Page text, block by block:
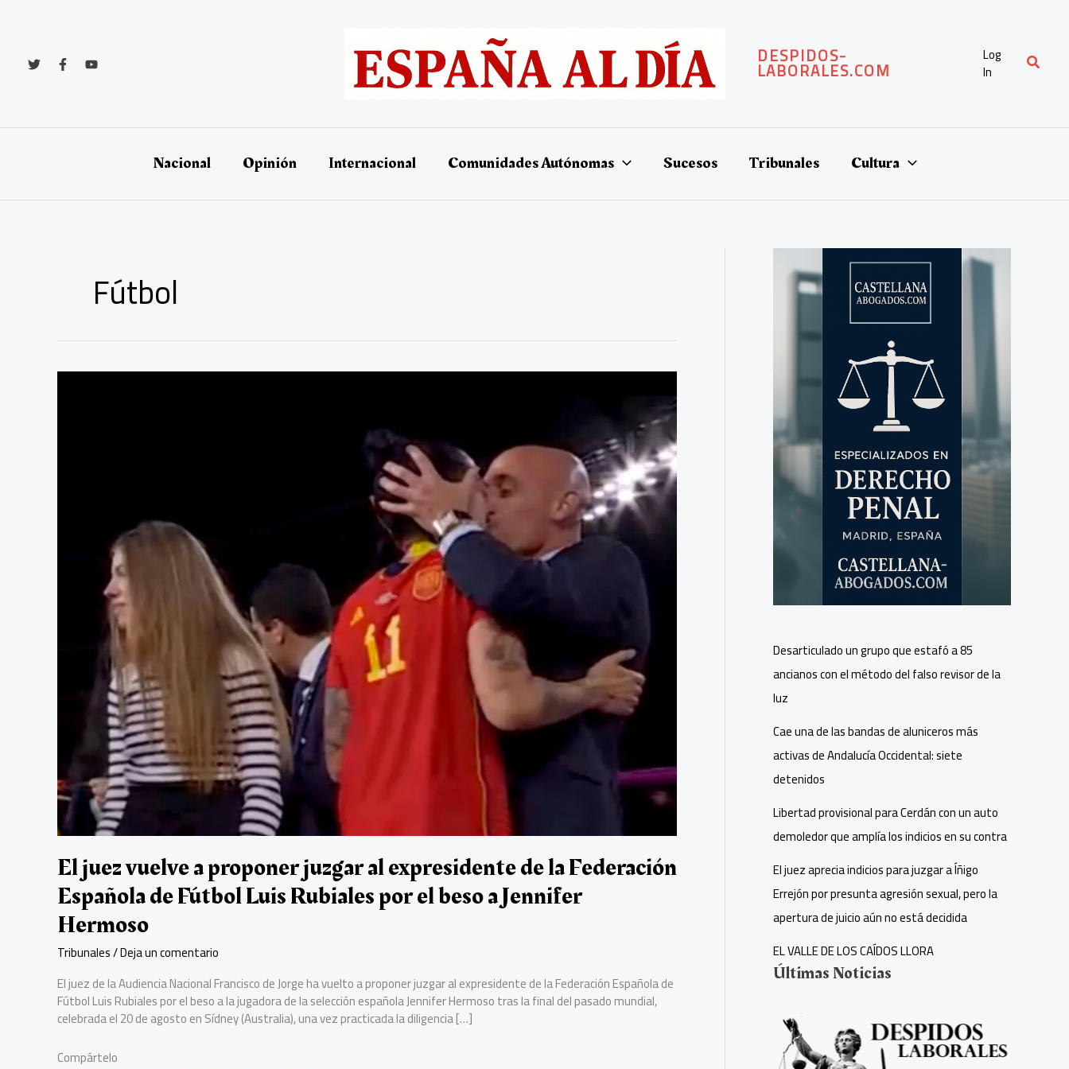
DESPIDOS-
LABORALES.COM
Log
In Buscar
Nacional Opinión Internacional Comunidades Autónomas Sucesos Tribunales Cultura
Fútbol
El juez vuelve a proponer juzgar al expresidente de la Federación
Española de Fútbol Luis Rubiales por el beso a Jennifer
Hermoso
Tribunales/Deja un comentario
El juez de la Audiencia Nacional Francisco de Jorge ha vuelto a proponer juzgar al expresidente de la Federación Española de
Fútbol Luis Rubiales por el beso a la jugadora de la selección española Jennifer Hermoso tras la final del pasado mundial,
celebrada el 20 de agosto en Sídney (Australia), una vez practicada la diligencia […]
Compártelo
Desarticulado un grupo que estafó a 85
ancianos con el método del falso revisor de la
luz
Cae una de las bandas de aluniceros más
activas de Andalucía Occidental: siete
detenidos
Libertad provisional para Cerdán con un auto
demoledor que amplía los indicios en su contra
El juez aprecia indicios para juzgar a Íñigo
Errejón por presunta agresión sexual, pero la
apertura de juicio aún no está decidida
EL VALLE DE LOS CAÍDOS LLORA
Últimas Noticias